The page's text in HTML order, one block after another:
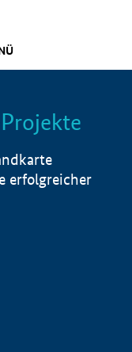
Info
erfolgreicher